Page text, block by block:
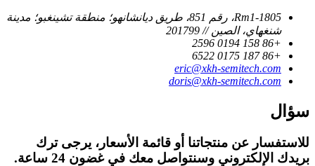
Rm1-1805، رقم 851، طريق ديانشانهو؛ منطقة تشينغبو؛ مدينة
شنغهاي، الصين // 201799
+86 158 0194 2596
+86 187 0175 6522
eric@xkh-semitech.com
doris@xkh-semitech.com
سؤال
للاستفسار عن منتجاتنا أو قائمة الأسعار، يرجى ترك
بريدك الإلكتروني وسنتواصل معك في غضون 24 ساعة.